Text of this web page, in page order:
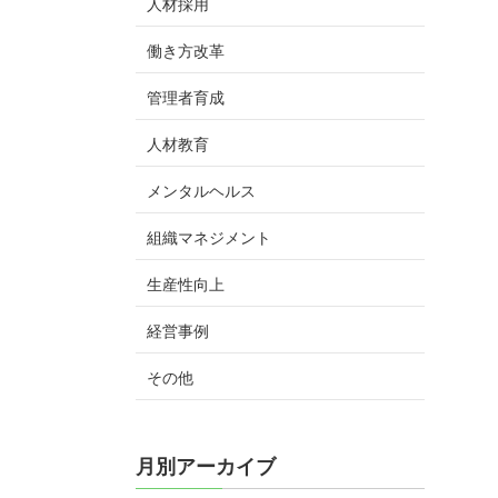
働き方改革
管理者育成
人材教育
メンタルヘルス
組織マネジメント
生産性向上
経営事例
その他
月別アーカイブ